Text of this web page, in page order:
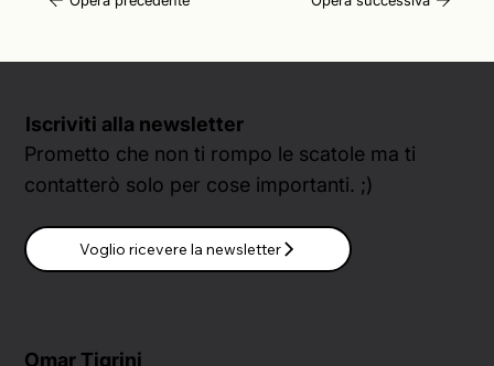
Iscriviti alla newsletter
Prometto che non ti rompo le scatole ma ti
contatterò solo per cose importanti. ;)
Voglio ricevere la newsletter
Omar Tigrini